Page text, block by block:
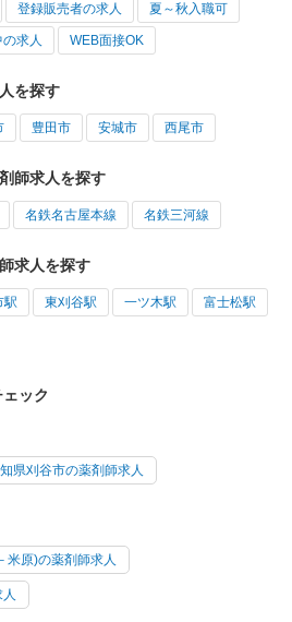
登録販売者の求人 夏～秋入職可
求人 WEB面接OK
を探す
豊田市 安城市 西尾市
師求人を探す
名鉄名古屋本線 名鉄三河線
求人を探す
駅 東刈谷駅 一ツ木駅 富士松駅
ック
県刈谷市の薬剤師求人
米原)の薬剤師求人